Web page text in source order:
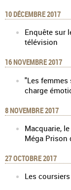
10 DÉCEMBRE 2017
Enquête sur
télévision
16 NOVEMBRE 2017
"Les
charge
8 NOVEMBRE 2017
Macquarie,
Méga Prison
27 OCTOBRE 2017
Les